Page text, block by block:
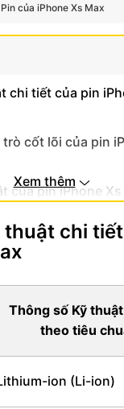
Pin của iPhone Xs Max
chi tiết của pin
cốt lõi của pin
của pin iPhone Xs
cho người dùng
Xem thêm
chi
Thông số Kỹ
theo tiêu
ion (Li-ion)